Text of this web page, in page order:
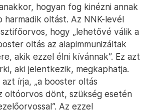
hogyan fog kinézni annak
harmadik oltást. Az NNK-levél
hogy „lehetővé válik a
oltás az alapimmunizáltak
akik ezzel élni kívánnak”. Ez azt
aki jelentkezik, megkaphatja.
írja, „a booster oltás
oltóorvos dönt, szükség esetén
Az ezzel